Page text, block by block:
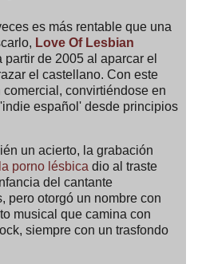
es más rentable que una
Love Of Lesbian
de 2005 al aparcar el
el castellano. Con este
convirtiéndose en
español' desde principios
un acierto, la grabación
porno lésbica dio al traste
del cantante
pero otorgó un nombre con
musical que camina con
siempre con un trasfondo